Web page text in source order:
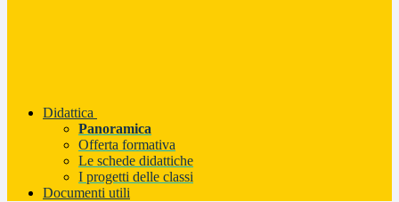
Didattica
Panoramica
Offerta formativa
Le schede didattiche
I progetti delle classi
Documenti utili